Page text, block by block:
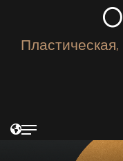
Пластическая,